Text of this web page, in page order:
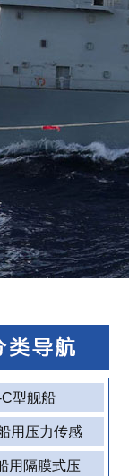
型舰船
用压力传感
用隔膜式压